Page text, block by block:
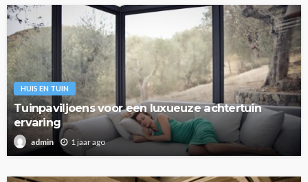
HUIS EN TUIN
Tuinpaviljoens voor een luxueuze achtertuin
ervaring
admin 1 jaar ago